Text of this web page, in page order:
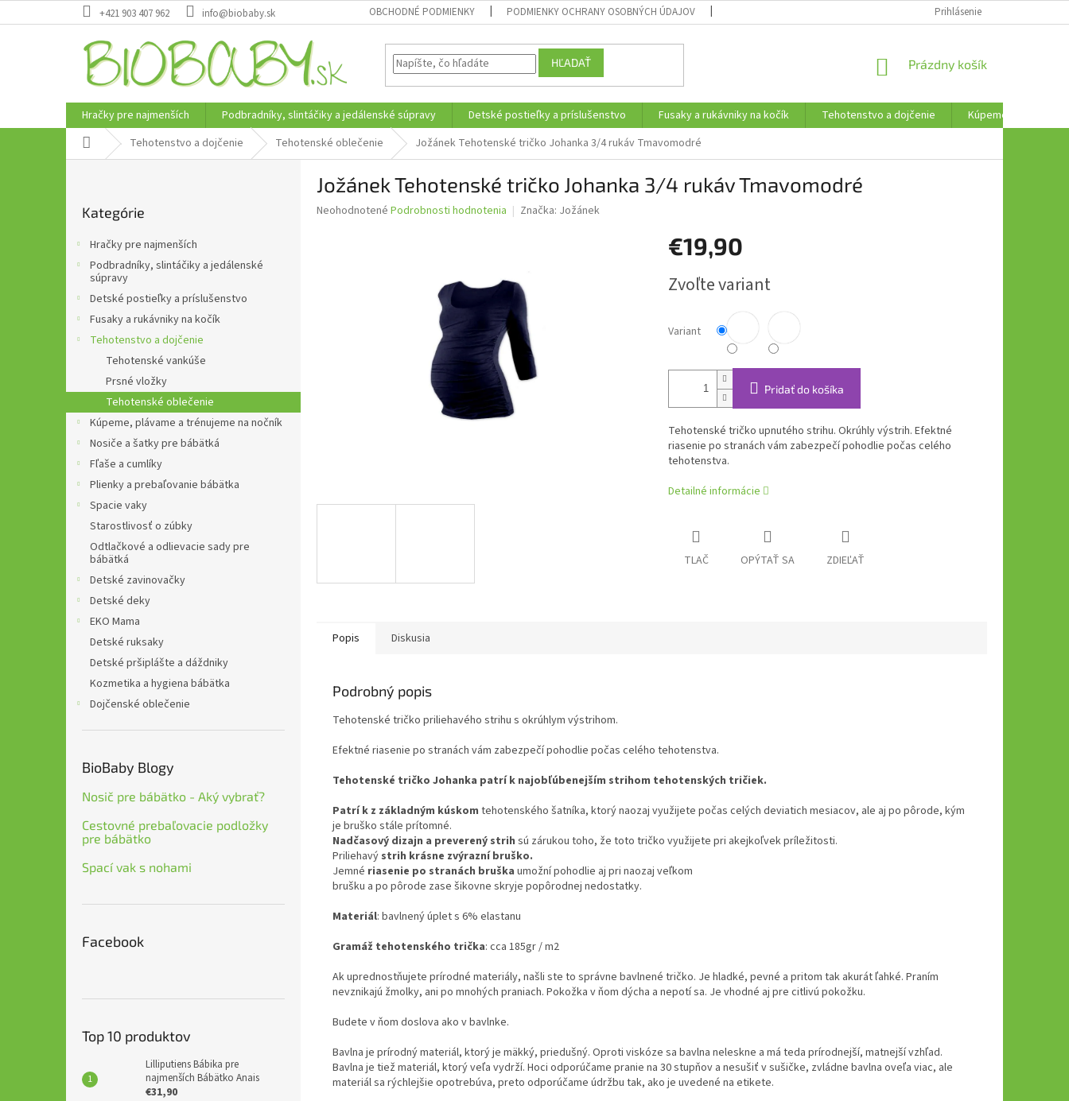
na
+421 903 407 962 info@biobaby.sk OBCHODNÉ PODMIENKY PODMIENKY OCHRANY OSOBNÝCH ÚDAJOV Prihlásenie
HĽADAŤ
NÁKUPNÝ
Prázdny košík
Hračky pre najmenších Podbradníky, slintáčiky a jedálenské súpravy Detské postieľky a príslušenstvo Fusaky a rukávniky na kočík Tehotenstvo a dojčenie
Kúpeme, plávame a
Domov Tehotenstvo a dojčenie Tehotenské oblečenie Jožánek Tehotenské tričko Johanka 3/4 rukáv Tmavomodré
kategórie
Kategórie
Hračky pre najmenších
Podbradníky, slintáčiky a jedálenské
súpravy
Detské postieľky a príslušenstvo
Fusaky a rukávniky na kočík
Tehotenstvo a dojčenie
Tehotenské vankúše
Prsné vložky
Tehotenské oblečenie
Kúpeme, plávame a trénujeme na nočník
Nosiče a šatky pre bábätká
Fľaše a cumlíky
Plienky a prebaľovanie bábätka
Spacie vaky
Starostlivosť o zúbky
Odtlačkové a odlievacie sady pre
bábätká
Detské zavinovačky
Detské deky
EKO Mama
Detské ruksaky
Detské pršiplášte a dáždniky
Kozmetika a hygiena bábätka
Dojčenské oblečenie
BioBaby Blogy
Nosič pre bábätko - Aký vybrať?
Cestovné prebaľovacie podložky
pre bábätko
Spací vak s nohami
Facebook
Top 10 produktov
Lilliputiens Bábika pre
najmenších Bábätko Anais
€31,90
Jožánek Tehotenské tričko Johanka 3/4 rukáv Tmavomodré
Priemerné
Neohodnotené Podrobnosti hodnotenia Značka: Jožánek
€19,90
cena:
Zvoľte variant
Variant
Pridať do košíka
Tehotenské tričko upnutého strihu. Okrúhly výstrih. Efektné
riasenie po stranách vám zabezpečí pohodlie počas celého
tehotenstva.
Detailné informácie
TLAČ OPÝTAŤ SA ZDIEĽAŤ
Popis Diskusia
Podrobný popis
Tehotenské tričko priliehavého strihu s okrúhlym výstrihom.
Efektné riasenie po stranách vám zabezpečí pohodlie počas celého tehotenstva.
Tehotenské tričko Johanka patrí k najobľúbenejším strihom tehotenských tričiek.
Patrí k z základným kúskom tehotenského šatníka, ktorý naozaj využijete počas celých deviatich mesiacov, ale aj po pôrode, kým
je bruško stále prítomné.
Nadčasový dizajn a preverený strih sú zárukou toho, že toto tričko využijete pri akejkoľvekpríležitosti.
Priliehavý strih krásne zvýrazní bruško.
Jemné riasenie po stranách bruška umožnípohodlie aj pri naozaj veľkom
brušku a po pôrode zase šikovne skryje popôrodnej nedostatky.
Materiál: bavlnený úplet s 6% elastanu
Gramáž tehotenského trička: cca 185gr / m2
Ak uprednostňujete prírodné materiály, našli ste to správne bavlnené tričko. Je hladké, pevné a pritom tak akurát ľahké. Praním
nevznikajú žmolky, ani po mnohých praniach. Pokožka v ňom dýcha a nepotí sa. Je vhodné aj pre citlivú pokožku.
Budete v ňom doslova ako v bavlnke.
Bavlna je prírodný materiál, ktorý je mäkký, priedušný. Oproti viskóze sa bavlna neleskne a má teda prírodnejší, matnejší vzhľad.
Bavlna je tiež materiál, ktorý veľa vydrží. Hoci odporúčame pranie na 30 stupňov a nesušiť v sušičke, zvládne bavlna oveľa viac, ale
materiál sa rýchlejšie opotrebúva, preto odporúčame údržbu tak, ako je uvedené na etikete.